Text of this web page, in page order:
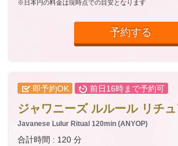
※日本円の料金は現時点での目安となります
予約する
即予約OK 前日16時まで予約可
ジャワニーズ ルルール リチ
Javanese Lulur Ritual 120min (ANYOP)
合計時間 : 120 分